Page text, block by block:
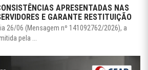
APRESENTADAS NAS
E GARANTE RESTITUIÇÃO
26/06 (Mensagem nº 141092762/2026), a
pela ...